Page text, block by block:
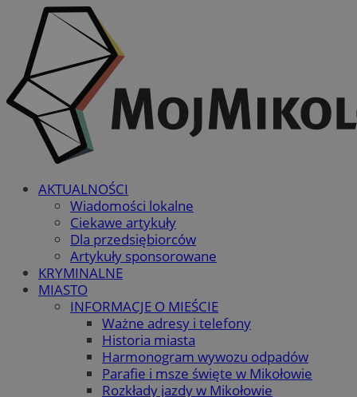
AKTUALNOŚCI
Wiadomości lokalne
Ciekawe artykuły
Dla przedsiębiorców
Artykuły sponsorowane
KRYMINALNE
MIASTO
INFORMACJE O MIEŚCIE
Ważne adresy i telefony
Historia miasta
Harmonogram wywozu odpadów
Parafie i msze święte w Mikołowie
Rozkłady jazdy w Mikołowie